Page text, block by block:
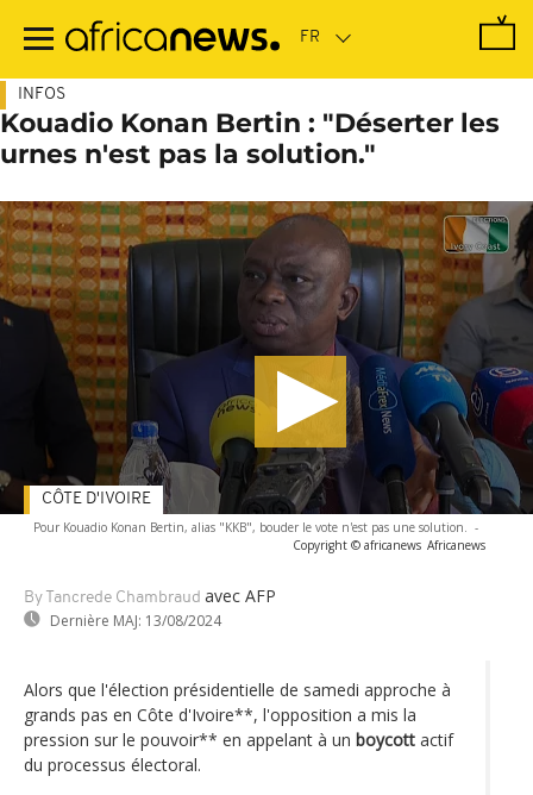
contenu
INFOS
Kouadio Konan Bertin : "Déserter les
urnes n'est pas la solution."
Pour Kouadio Konan Bertin, alias "KKB", bouder le vote n'est pas une solution. -
Copyright © africanews Africanews
By Tancrede Chambraud avec AFP
Dernière MAJ: 13/08/2024
CÔTE D'IVOIRE
Alors que l'élection présidentielle de samedi approche à
grands pas en Côte d'Ivoire**, l'opposition a mis la
pression sur le pouvoir** en appelant à un boycott actif
du processus électoral.